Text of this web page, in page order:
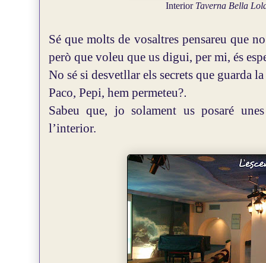
Interior Taverna Bella
Sé que molts de vosaltres pensareu que
però que voleu que us digui, per mi, és
No sé si desvetllar els secrets que guarda
Paco, Pepi, hem permeteu?.
Sabeu que, jo solament us posaré
l’interior.